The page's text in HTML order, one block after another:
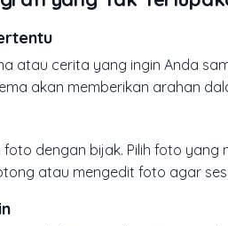
atau cerita yang ingin Anda
akan memberikan arahan
dengan bijak. Pilih foto
atau mengedit foto agar